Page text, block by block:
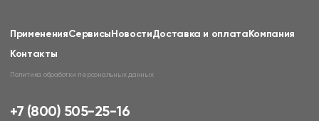
ПримененияСервисыНовостиДоставка и оплатаКомпания
Контакты
Политика обработки персональных данных
+7 (800) 505-25-16